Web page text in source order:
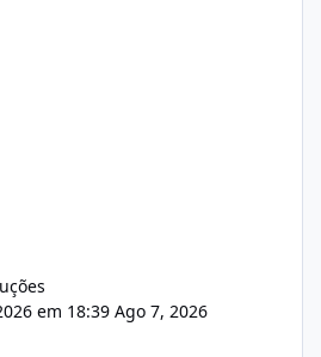
em 18:39 Ago 7, 2026